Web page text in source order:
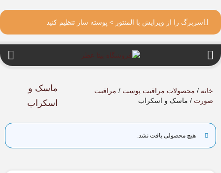
سربرگ را از ویرایش با المنتور > پوسته ساز تنظیم کنید
خانه / محصولات مراقبت پوست / مراقبت
صورت / ماسک و اسکراب
ماسک و
اسکراب
هیچ محصولی یافت نشد.